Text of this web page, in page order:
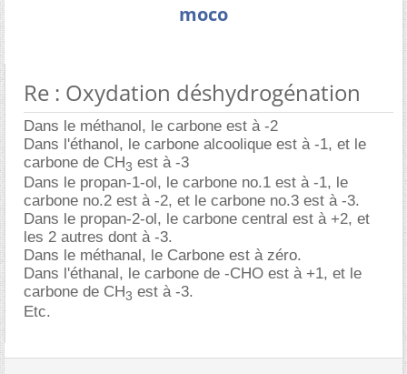
moco
Re : Oxydation déshydrogénation
Dans le méthanol, le carbone est à -2
Dans l'éthanol, le carbone alcoolique est à -1, et le
carbone de CH3 est à -3
Dans le propan-1-ol, le carbone no.1 est à -1, le
carbone no.2 est à -2, et le carbone no.3 est à -3.
Dans le propan-2-ol, le carbone central est à +2, et
les 2 autres dont à -3.
Dans le méthanal, le Carbone est à zéro.
Dans l'éthanal, le carbone de -CHO est à +1, et le
carbone de CH3 est à -3.
Etc.